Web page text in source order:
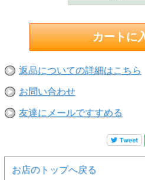
返品についての詳細はこちら
お問い合わせ
友達にメールですすめる
お店のトップへ戻る